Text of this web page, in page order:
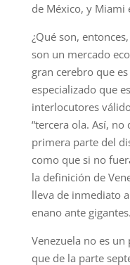
de México, y Miami
¿Qué son,
son un mercado
gran cerebro que
especializado que
interlocutores
“tercera ola. Así,
primera parte del
como que si no
la definición de
lleva de inmediato
enano ante gigantes.
Venezuela no es
que de la parte